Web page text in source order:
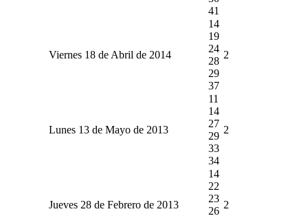
41
Viernes 18 de Abril de 2014
14
19
24
28
29
37
2
Lunes 13 de Mayo de 2013
11
14
27
29
33
34
2
Jueves 28 de Febrero de 2013
14
22
23
26
2